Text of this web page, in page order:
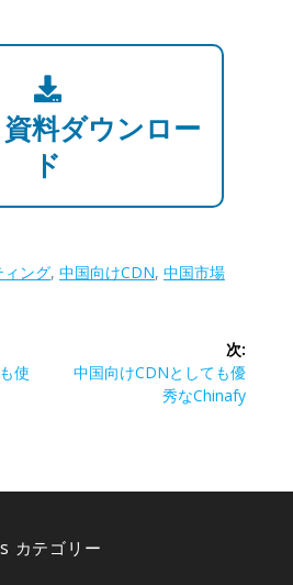
資料ダウンロー
ド
ィング, 中国向けCDN, 中国市場
使
次:
次
中国向けCDNとしても優
秀なChinafy
カテゴリー